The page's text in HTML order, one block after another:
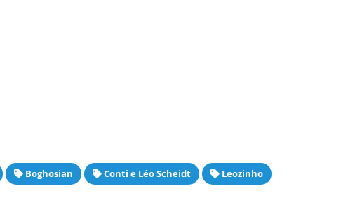
Boghosian Conti e Léo Scheidt Leozinho